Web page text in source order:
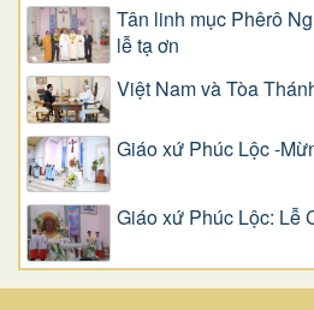
Tân linh mục Phêrô
lễ tạ ơn
Việt Nam và Tòa
Giáo xứ Phúc Lộc -
Giáo xứ Phúc Lộc: Lễ